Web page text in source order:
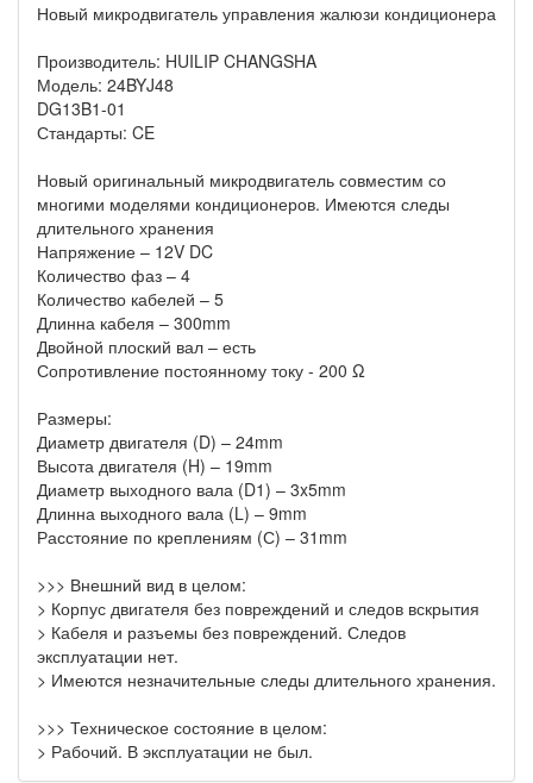
Новый микродвигатель управления жалюзи кондиционера
Производитель: HUILIP CHANGSHA
Модель: 24BYJ48
DG13B1-01
Стандарты: CE
Новый оригинальный микродвигатель совместим со
многими моделями кондиционеров. Имеются следы
длительного хранения
Напряжение – 12V DC
Количество фаз – 4
Количество кабелей – 5
Длинна кабеля – 300mm
Двойной плоский вал – есть
Сопротивление постоянному току - 200 Ω
Размеры:
Диаметр двигателя (D) – 24mm
Высота двигателя (H) – 19mm
Диаметр выходного вала (D1) – 3x5mm
Длинна выходного вала (L) – 9mm
Расстояние по креплениям (С) – 31mm
>>> Внешний вид в целом:
> Корпус двигателя без повреждений и следов вскрытия
> Кабеля и разъемы без повреждений. Следов
эксплуатации нет.
> Имеются незначительные следы длительного хранения.
>>> Техническое состояние в целом:
> Рабочий. В эксплуатации не был.